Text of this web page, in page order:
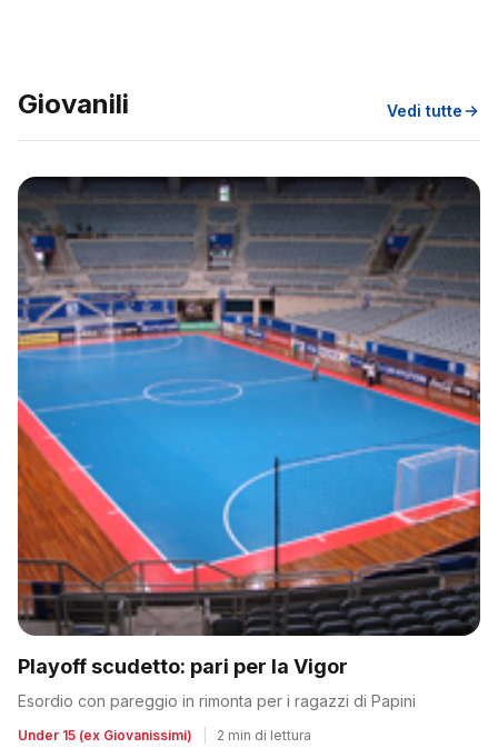
Giovanili Vedi tutte
Playoff scudetto: pari per la Vigor
Esordio con pareggio in rimonta per i ragazzi di Papini
Under 15 (ex Giovanissimi) 2 min di lettura